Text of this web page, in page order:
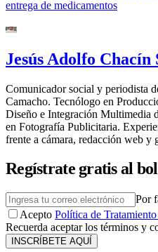
entrega de medicamentos
Jesús Adolfo Chacín
Comunicador social y periodista
Camacho. Tecnólogo en
Diseño e Integración Multimedia
en Fotografía Publicitaria.
frente a cámara, redacción web y
Regístrate gratis al
Por
Acepto Política de
Recuerda aceptar los términos y
INSCRÍBETE AQUÍ